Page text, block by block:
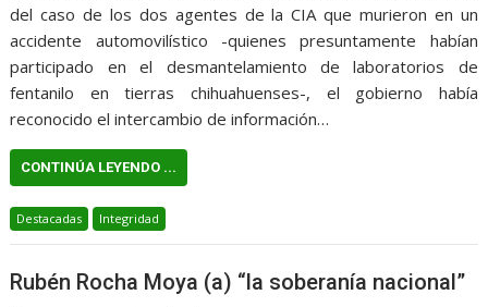
del caso de los dos agentes de la CIA que murieron en un
accidente automovilístico -quienes presuntamente habían
participado en el desmantelamiento de laboratorios de
fentanilo en tierras chihuahuenses-, el gobierno había
reconocido el intercambio de información…
CONTINÚA LEYENDO ...
Destacadas Integridad
Rubén Rocha Moya (a) “la soberanía nacional”